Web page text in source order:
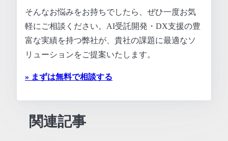
そんなお悩みをお持ちでしたら、ぜひ一度お気
軽にご相談ください。AI受託開発・DX支援の豊
富な実績を持つ弊社が、貴社の課題に最適なソ
リューションをご提案いたします。
» まずは無料で相談する
関連記事